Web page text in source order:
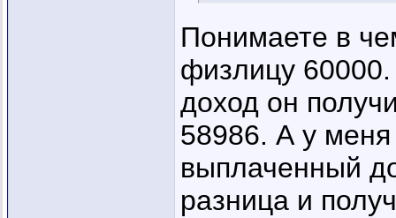
Понимаете в
физлицу
доход он
58986. А у
выплаченный
разница и